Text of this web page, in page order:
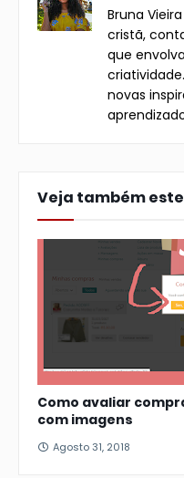
Bruna
cristã,
que
novas
Veja também
Como avaliar
com imagens
Agosto 31, 2018